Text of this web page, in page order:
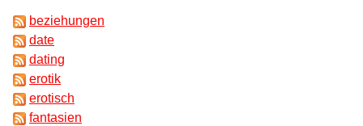
beziehungen
date
dating
erotik
erotisch
fantasien